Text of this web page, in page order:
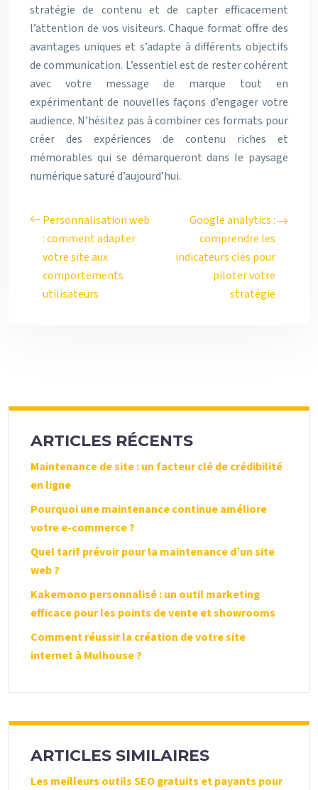
stratégie de contenu et de capter efficacement
l’attention de vos visiteurs. Chaque format offre des
avantages uniques et s’adapte à différents objectifs
de communication. L’essentiel est de rester cohérent
avec votre message de marque tout en
expérimentant de nouvelles façons d’engager votre
audience. N’hésitez pas à combiner ces formats pour
créer des expériences de contenu riches et
mémorables qui se démarqueront dans le paysage
numérique saturé d’aujourd’hui.
Personnalisation web
: comment adapter
votre site aux
comportements
utilisateurs
Google analytics :
comprendre les
indicateurs clés pour
piloter votre
stratégie
ARTICLES RÉCENTS
Maintenance de site : un facteur clé de crédibilité
en ligne
Pourquoi une maintenance continue améliore
votre e-commerce ?
Quel tarif prévoir pour la maintenance d’un site
web ?
Kakemono personnalisé : un outil marketing
efficace pour les points de vente et showrooms
Comment réussir la création de votre site
internet à Mulhouse ?
ARTICLES SIMILAIRES
Les meilleurs outils SEO gratuits et payants pour